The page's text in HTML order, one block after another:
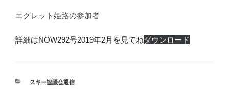
エグレット姫路の参加者
詳細はNOW292号2019年2月を見てねダウンロード
カ
スキー協議会通信